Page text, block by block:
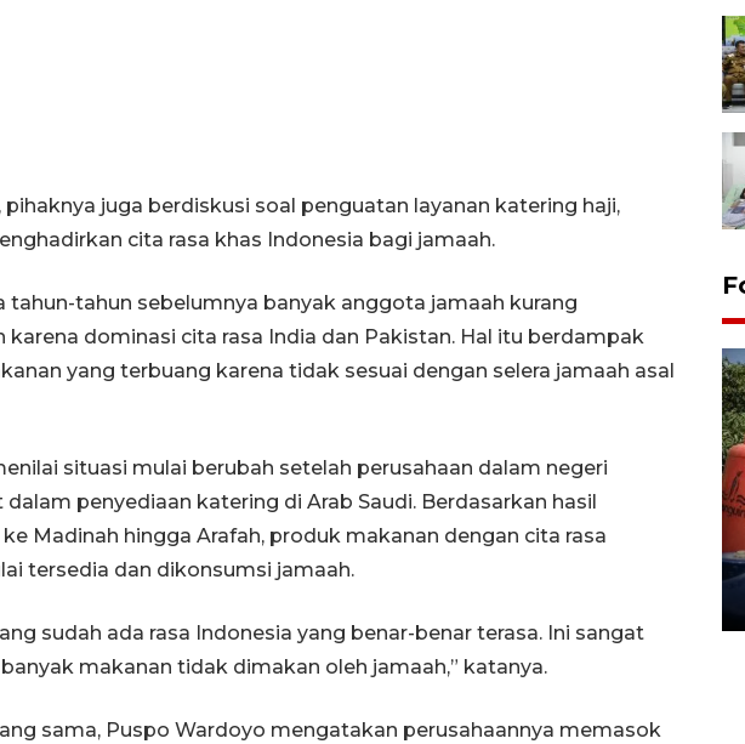
juga berdiskusi soal penguatan layanan katering haji,
cita rasa khas Indonesia bagi jamaah.
tahun-tahun sebelumnya banyak anggota jamaah kurang
dominasi cita rasa India dan Pakistan. Hal itu berdampak
yang terbuang karena tidak sesuai dengan selera jamaah asal
situasi mulai berubah setelah perusahaan dalam negeri
penyediaan katering di Arab Saudi. Berdasarkan hasil
Madinah hingga Arafah, produk makanan dengan cita rasa
tersedia dan dikonsumsi jamaah.
sudah ada rasa Indonesia yang benar-benar terasa. Ini sangat
makanan tidak dimakan oleh jamaah,” katanya.
sama, Puspo Wardoyo mengatakan perusahaannya memasok
Kemarau memuncak, air
Waduk Delingan Karanganyar
menyusut